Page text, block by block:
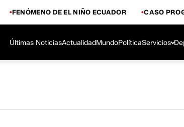
FENÓMENO DE EL NIÑO ECUADOR CASO
Últimas NoticiasActualidadMundoPolíticaServicios